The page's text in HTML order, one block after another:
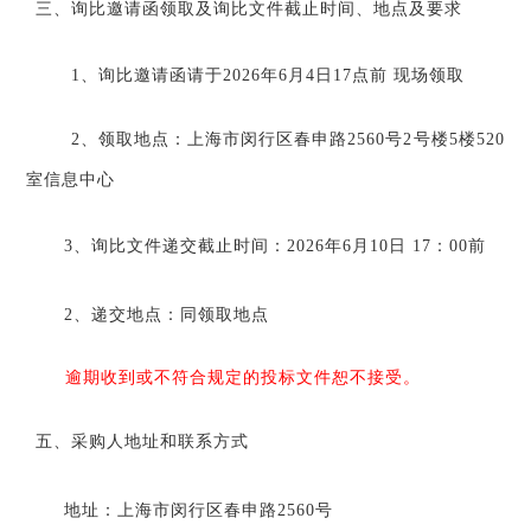
三、询比邀请函领取及询比文件截止时间、地点及要求
1、询比邀请函请于2026年6 月4 日 17点前 现场领取
2、领取地点：上海市闵行区春申路2560号2号楼5楼520
室信息中心
3、询比文件递交截止 时间：2026年6月10日 17 ：00前
2、递交地点：同领取地点
逾期收到或不符合规定的投标文件恕不接受 。
五、采购人地址和联系方式
地址：上海市闵行区春申路2560号